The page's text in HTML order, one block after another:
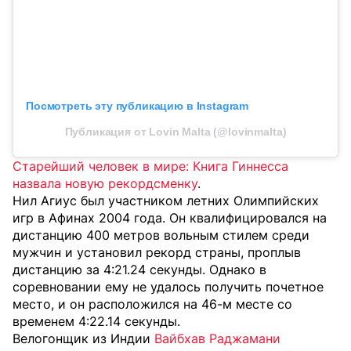
Посмотреть эту публикацию в Instagram
Публикация от Lovin Malta (@lovinmalta)
Старейший человек в мире: Книга Гиннесса
назвала новую рекордсменку.
Нил Агиус был участником летних Олимпийских
игр в Афинах 2004 года. Он квалифицировался на
дистанцию 400 метров вольным стилем среди
мужчин и установил рекорд страны, проплыв
дистанцию за 4:21.24 секунды. Однако в
соревновании ему не удалось получить почетное
место, и он расположился на 46-м месте со
временем 4:22.14 секунды.
Велогонщик из Индии Вайбхав Раджамани